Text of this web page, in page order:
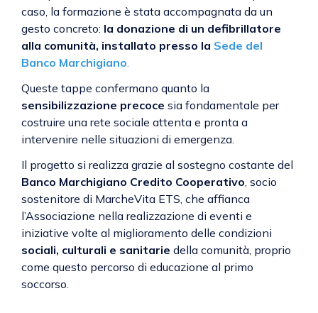
caso, la formazione è stata accompagnata da un
gesto concreto: la donazione di un defibrillatore
alla comunità, installato presso la Sede del
Banco Marchigiano.
Queste tappe confermano quanto la
sensibilizzazione precoce sia fondamentale per
costruire una rete sociale attenta e pronta a
intervenire nelle situazioni di emergenza.
Il progetto si realizza grazie al sostegno costante del
Banco Marchigiano Credito Cooperativo, socio
sostenitore di MarcheVita ETS, che affianca
l’Associazione nella realizzazione di eventi e
iniziative volte al miglioramento delle condizioni
sociali, culturali e sanitarie della comunità, proprio
come questo percorso di educazione al primo
soccorso.